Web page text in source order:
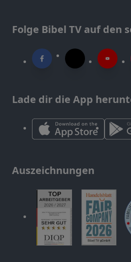
Folge Bibel TV auf den
Lade dir die App
Auszeichnungen